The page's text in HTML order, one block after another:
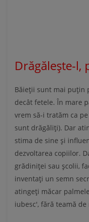
Drăgălește-l,
Băieții sunt mai puțin
decât fetele. În mare
vrem să-i tratăm ca
sunt drăgăliți). Dar
stima de sine și
dezvoltarea copiilor.
grădiniței sau școlii,
inventați un semn
atingeți măcar
iubesc', fără teamă